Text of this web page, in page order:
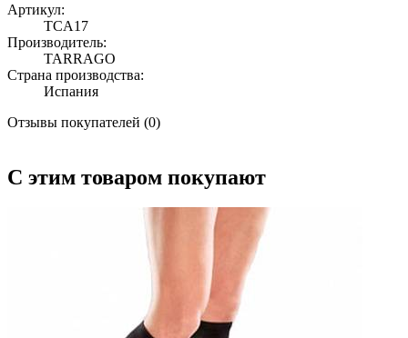
Артикул:
TCA17
Производитель:
TARRAGO
Страна производства:
Испания
Отзывы покупателей (0)
С этим товаром покупают